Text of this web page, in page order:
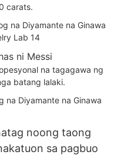
carats.
ni Messi
na tagagawa ng
batang lalaki.
noong taong
sa pagbuo